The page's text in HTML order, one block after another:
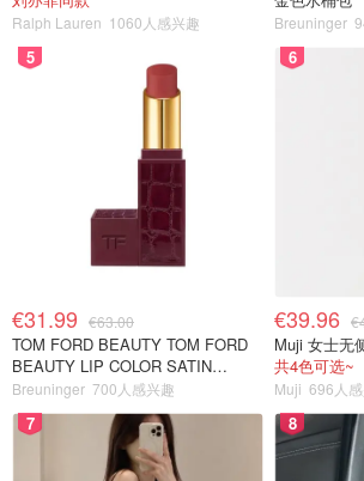
Ralph Lauren 1060人感兴趣 Breuninger
5
€31.99 €63.00
TOM FORD BEAUTY TOM FORD
BEAUTY LIP COLOR SATIN
MATTE 裸玫瑰口红
Breuninger 700人感兴趣
6
€39.96
Muji 女士无
共4色可选~
Muji 696人
7 8